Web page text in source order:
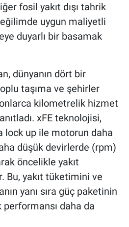
fosil yakıt dışı tahrik
uygun maliyetli
duyarlı bir basamak
dünyanın dört bir
taşıma ve şehirler
kilometrelik hizmet
xFE teknolojisi,
lock up ile motorun daha
düşük devirlerde (rpm)
öncelikle yakıt
Bu, yakıt tüketimini ve
yanı sıra güç paketinin
performansı daha da